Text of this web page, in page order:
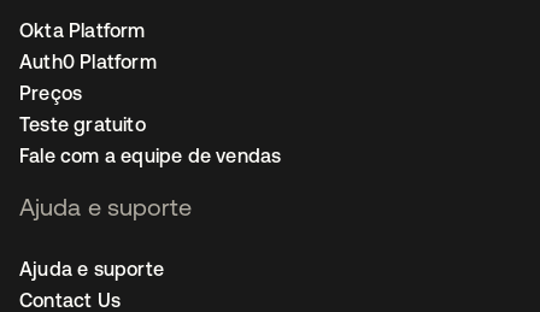
Okta Platform
Auth0 Platform
Preços
Teste gratuito
Fale com a equipe de vendas
Ajuda e suporte
Ajuda e suporte
Contact Us